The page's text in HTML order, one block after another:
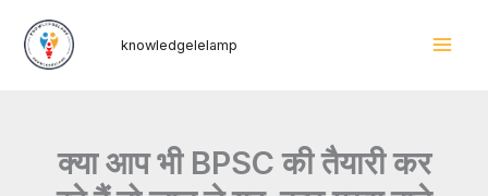
knowledgelelamp
क्या आप भी BPSC की तैयारी कर